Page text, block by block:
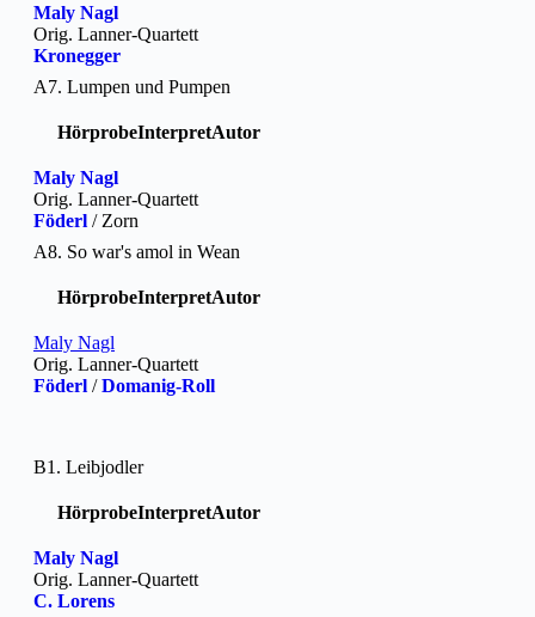
Maly Nagl
Orig. Lanner-Quartett
Kronegger
A7. Lumpen und Pumpen
HörprobeInterpretAutor
Maly Nagl
Orig. Lanner-Quartett
Föderl / Zorn
A8. So war's amol in Wean
HörprobeInterpretAutor
Maly Nagl
Orig. Lanner-Quartett
Föderl /Domanig-Roll
B1. Leibjodler
HörprobeInterpretAutor
Maly Nagl
Orig. Lanner-Quartett
C. Lorens